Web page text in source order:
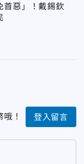
首惡」！戴錫欽
！ 登入留言